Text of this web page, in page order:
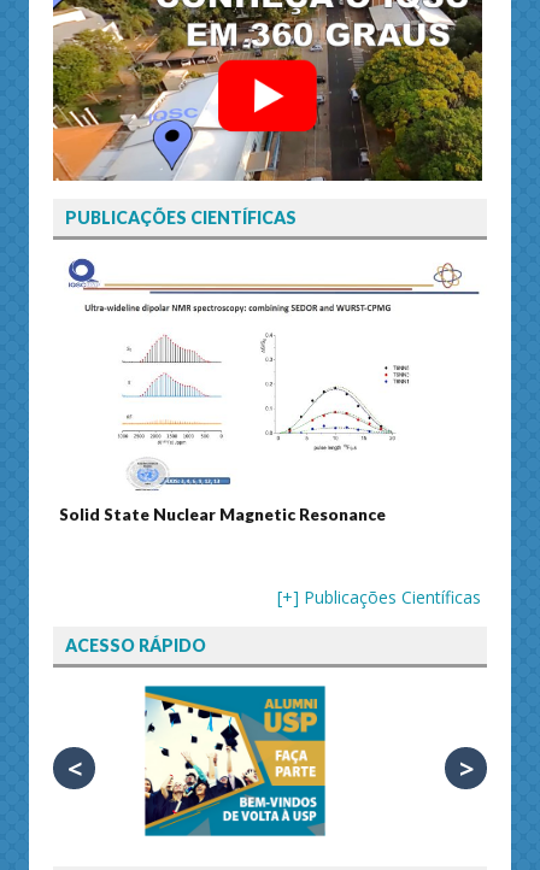
PUBLICAÇÕES CIENTÍFICAS
Solid State Nuclear Magnetic Resonance
[+] Publicações Científicas
ACESSO RÁPIDO
< >